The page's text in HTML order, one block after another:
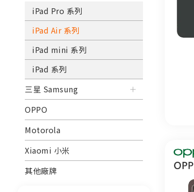
iPad Pro 系列
iPad Air 系列
iPad mini 系列
iPad 系列
三星 Samsung
OPPO
Motorola
Xiaomi 小米
其他廠牌